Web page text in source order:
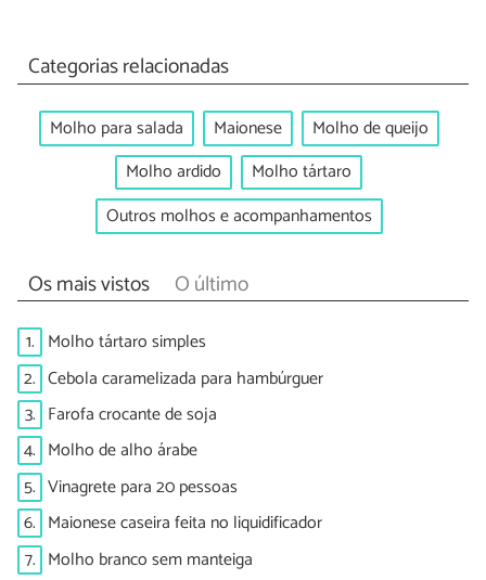
Categorias relacionadas
Molho para salada Maionese
Molho de queijo
Molho ardido
Molho tártaro
Outros molhos e acompanhamentos
Os mais vistos O último
1. Molho tártaro simples
2. Cebola caramelizada para hambúrguer
3. Farofa crocante de soja
4. Molho de alho árabe
5. Vinagrete para 20 pessoas
6. Maionese caseira feita no liquidificador
7. Molho branco sem manteiga